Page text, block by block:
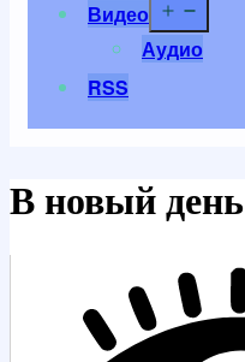
Видео
Аудио
RSS
В новый день